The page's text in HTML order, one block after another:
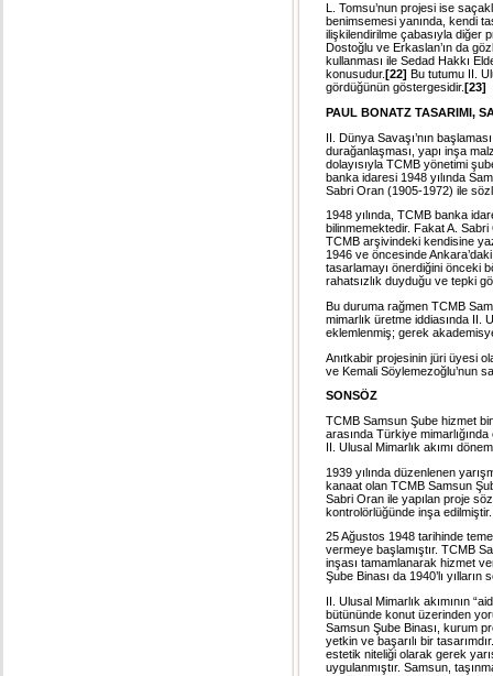
L. Tomsu’nun projesi ise
benimsemesi yanında, kendi
ilişkilendirilme çabasıyla diğer
Dostoğlu ve Erkaslan’ın da
kullanması ile Sedad Hakkı
konusudur. [22] Bu tutumu II.
gördüğünün göstergesidir. [23]
PAUL BONATZ TASARIMI,
II. Dünya Savaşı’nın
durağanlaşması, yapı inşa
dolayısıyla TCMB yönetimi
banka idaresi 1948 yılında
Sabri Oran (1905-1972) ile
1948 yılında, TCMB banka
bilinmemektedir. Fakat A. Sabri
TCMB arşivindeki kendisine
1946 ve öncesinde
tasarlamayı önerdiğini önceki
rahatsızlık duyduğu ve tepki
Bu duruma rağmen TCMB
mimarlık üretme iddiasında II.
eklemlenmiş; gerek
Anıtkabir projesinin jüri üyesi
ve Kemali Söylemezoğlu’nun
SONSÖZ
TCMB Samsun Şube hizmet
arasında Türkiye
II. Ulusal Mimarlık akımı
1939 yılında düzenlenen
kanaat olan TCMB Samsun
Sabri Oran ile yapılan proje
kontrolörlüğünde inşa edilmiştir.
25 Ağustos 1948 tarihinde
vermeye başlamıştır. TCMB
inşası tamamlanarak hizmet
Şube Binası da 1940’lı
II. Ulusal Mimarlık akımının
bütününde konut üzerinden
Samsun Şube Binası, kurum
yetkin ve başarılı bir tasarımdır.
estetik niteliği olarak gerek
uygulanmıştır. Samsun,